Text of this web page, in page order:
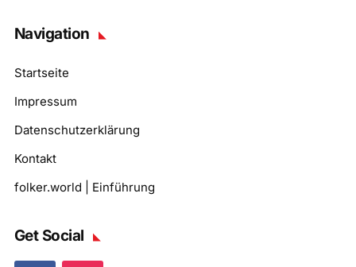
Navigation
Startseite
Impressum
Datenschutzerklärung
Kontakt
folker.world | Einführung
Get Social